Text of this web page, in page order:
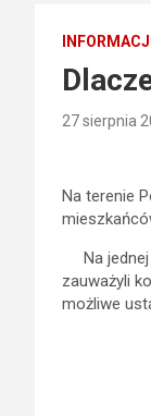
27 sierpnia
Na terenie
Na jednej
zauważyli
możliwe